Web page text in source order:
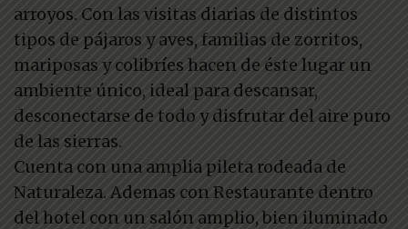
arroyos. Con las visitas diarias de distintos
tipos de pájaros y aves, familias de zorritos,
mariposas y colibríes hacen de éste lugar un
ambiente único, ideal para descansar,
desconectarse de todo y disfrutar del aire puro
de las sierras.
Cuenta con una amplia pileta rodeada de
Naturaleza. Ademas con Restaurante dentro
del hotel con un salón amplio, bien iluminado